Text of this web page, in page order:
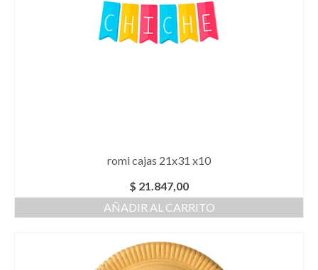
romi cajas 21x31 x10
$ 21.847,00
AÑADIR AL CARRITO